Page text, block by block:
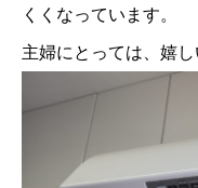
くくなっています。
主婦にとっては、嬉し